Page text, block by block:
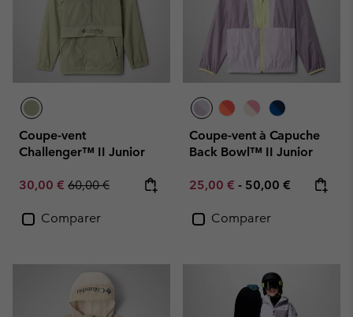
Coupe-vent
Challenger™ II Junior
Sale price:
30,00 € Regular price:
60,00 €
Comparer
Coupe-vent à Capuche
Back Bowl™ II Junior
Minimum sale price:
25,00 € - Maximum price:
50,00 €
Comparer